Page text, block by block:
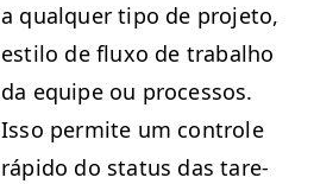
a qual­quer tipo de pro­je­to,
esti­lo de fluxo de tra­bal­ho
da equipe ou proces­sos.
Isso per­mite um con­t­role
rápi­do do sta­tus das tare­